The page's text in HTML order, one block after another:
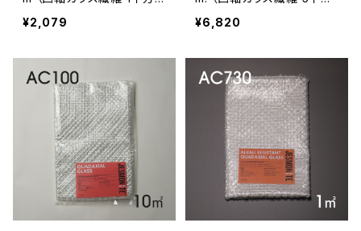
m）For AC100/200
¥2,079
m ）For AC100/200
¥6,820